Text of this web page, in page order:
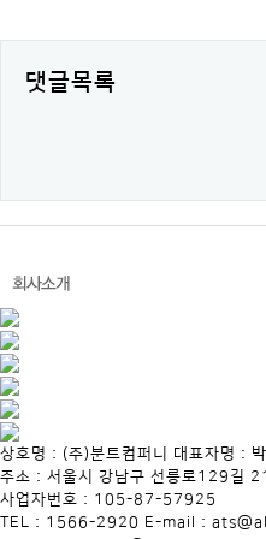
댓글목록
상호명 : (주)분트컴퍼니 대표자명 :
주소 : 서울시 강남구 선릉로129길
사업자번호 : 105-87-57925
TEL : 1566-2920 E-mail :